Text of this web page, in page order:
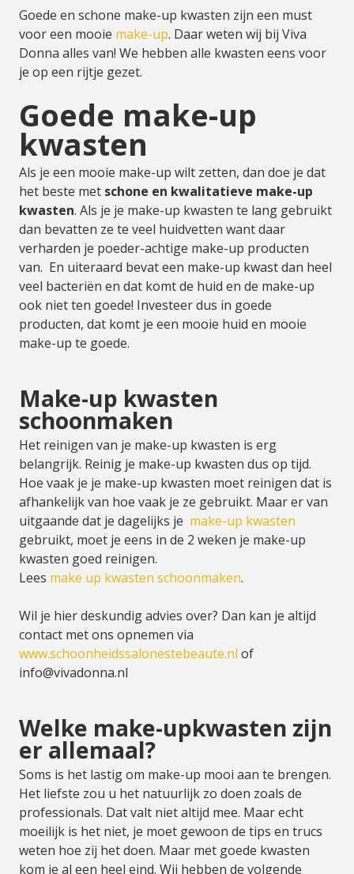
Goede en schone make-up kwasten zijn een must
voor een mooie make-up. Daar weten wij bij Viva
Donna alles van! We hebben alle kwasten eens voor
je op een rijtje gezet.
Goede make-up
kwasten
Als je een mooie make-up wilt zetten, dan doe je dat
het beste met schone en kwalitatieve make-up
kwasten. Als je je make-up kwasten te lang gebruikt
dan bevatten ze te veel huidvetten want daar
verharden je poeder-achtige make-up producten
van. En uiteraard bevat een make-up kwast dan heel
veel bacteriën en dat komt de huid en de make-up
ook niet ten goede! Investeer dus in goede
producten, dat komt je een mooie huid en mooie
make-up te goede.
Make-up kwasten
schoonmaken
Het reinigen van je make-up kwasten is erg
belangrijk. Reinig je make-up kwasten dus op tijd.
Hoe vaak je je make-up kwasten moet reinigen dat is
afhankelijk van hoe vaak je ze gebruikt. Maar er van
uitgaande dat je dagelijks je make-up kwasten
gebruikt, moet je eens in de 2 weken je make-up
kwasten goed reinigen.
Lees make up kwasten schoonmaken.
Wil je hier deskundig advies over? Dan kan je altijd
contact met ons opnemen via
www.schoonheidssalonestebeaute.nl of
info@vivadonna.nl
Welke make-upkwasten zijn
er allemaal?
Soms is het lastig om make-up mooi aan te brengen.
Het liefste zou u het natuurlijk zo doen zoals de
professionals. Dat valt niet altijd mee. Maar echt
moeilijk is het niet, je moet gewoon de tips en trucs
weten hoe zij het doen. Maar met goede kwasten
kom je al een heel eind. Wij hebben de volgende